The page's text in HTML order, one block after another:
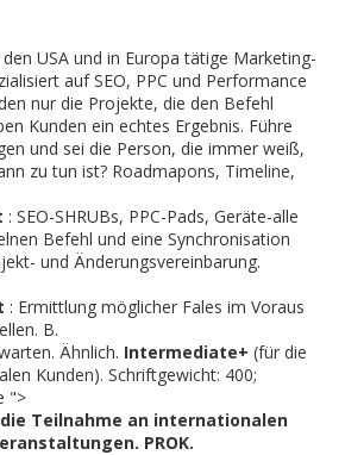
USA und in Europa tätige Marketing-
auf SEO, PPC und Performance
nur die Projekte, die den Befehl
Kunden ein echtes Ergebnis. Führe
und sei die Person, die immer weiß,
zu tun ist? Roadmapons, Timeline,
: SEO-SHRUBs, PPC-Pads, Geräte-alle
Befehl und eine Synchronisation
und Änderungsvereinbarung.
: Ermittlung möglicher Fales im Voraus
B.
Ähnlich. Intermediate+ (für die
Kunden). Schriftgewicht: 400;
">
Teilnahme an internationalen
PROK.